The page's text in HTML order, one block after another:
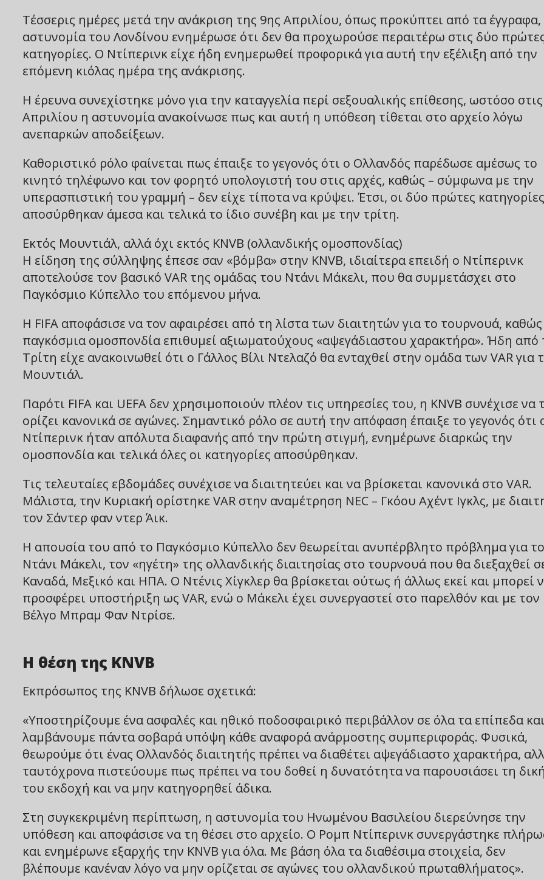
Τέσσερις ημέρες μετά την ανάκριση της 9ης Απριλίου, όπως προκύπτει από τα έγγραφα,
αστυνομία του Λονδίνου ενημέρωσε ότι δεν θα προχωρούσε περαιτέρω στις δύο
κατηγορίες. Ο Ντίπερινκ είχε ήδη ενημερωθεί προφορικά για αυτή την εξέλιξη από την
επόμενη κιόλας ημέρα της ανάκρισης.
Η έρευνα συνεχίστηκε μόνο για την καταγγελία περί σεξουαλικής επίθεσης, ωστόσο
Απριλίου η αστυνομία ανακοίνωσε πως και αυτή η υπόθεση τίθεται στο αρχείο λόγω
ανεπαρκών αποδείξεων.
Καθοριστικό ρόλο φαίνεται πως έπαιξε το γεγονός ότι ο Ολλανδός παρέδωσε αμέσως το
κινητό τηλέφωνο και τον φορητό υπολογιστή του στις αρχές, καθώς – σύμφωνα με την
υπερασπιστική του γραμμή – δεν είχε τίποτα να κρύψει. Έτσι, οι δύο πρώτες κατηγορίες
αποσύρθηκαν άμεσα και τελικά το ίδιο συνέβη και με την τρίτη.
Εκτός Μουντιάλ, αλλά όχι εκτός KNVB (ολλανδικής ομοσπονδίας)
Η είδηση της σύλληψης έπεσε σαν «βόμβα» στην KNVB, ιδιαίτερα επειδή ο Ντίπερινκ
αποτελούσε τον βασικό VAR της ομάδας του Ντάνι Μάκελι, που θα συμμετάσχει στο
Παγκόσμιο Κύπελλο του επόμενου μήνα.
Η FIFA αποφάσισε να τον αφαιρέσει από τη λίστα των διαιτητών για το τουρνουά,
παγκόσμια ομοσπονδία επιθυμεί αξιωματούχους «αψεγάδιαστου χαρακτήρα». Ήδη από
Τρίτη είχε ανακοινωθεί ότι ο Γάλλος Βίλι Ντελαζό θα ενταχθεί στην ομάδα των VAR για
Μουντιάλ.
Παρότι FIFA και UEFA δεν χρησιμοποιούν πλέον τις υπηρεσίες του, η KNVB συνέχισε να
ορίζει κανονικά σε αγώνες. Σημαντικό ρόλο σε αυτή την απόφαση έπαιξε το γεγονός ότι
Ντίπερινκ ήταν απόλυτα διαφανής από την πρώτη στιγμή, ενημέρωνε διαρκώς την
ομοσπονδία και τελικά όλες οι κατηγορίες αποσύρθηκαν.
Τις τελευταίες εβδομάδες συνέχισε να διαιτητεύει και να βρίσκεται κανονικά στο VAR.
Μάλιστα, την Κυριακή ορίστηκε VAR στην αναμέτρηση NEC – Γκόου Αχέντ Ιγκλς, με
τον Σάντερ φαν ντερ Άικ.
Η απουσία του από το Παγκόσμιο Κύπελλο δεν θεωρείται ανυπέρβλητο πρόβλημα για
Ντάνι Μάκελι, τον «ηγέτη» της ολλανδικής διαιτησίας στο τουρνουά που θα διεξαχθεί
Καναδά, Μεξικό και ΗΠΑ. Ο Ντένις Χίγκλερ θα βρίσκεται ούτως ή άλλως εκεί και μπορεί
προσφέρει υποστήριξη ως VAR, ενώ ο Μάκελι έχει συνεργαστεί στο παρελθόν και με τον
Βέλγο Μπραμ Φαν Ντρίσε.
Η θέση της KNVB
Εκπρόσωπος της KNVB δήλωσε σχετικά:
«Υποστηρίζουμε ένα ασφαλές και ηθικό ποδοσφαιρικό περιβάλλον σε όλα τα επίπεδα και
λαμβάνουμε πάντα σοβαρά υπόψη κάθε αναφορά ανάρμοστης συμπεριφοράς. Φυσικά,
θεωρούμε ότι ένας Ολλανδός διαιτητής πρέπει να διαθέτει αψεγάδιαστο χαρακτήρα,
ταυτόχρονα πιστεύουμε πως πρέπει να του δοθεί η δυνατότητα να παρουσιάσει τη δική
του εκδοχή και να μην κατηγορηθεί άδικα.
Στη συγκεκριμένη περίπτωση, η αστυνομία του Ηνωμένου Βασιλείου διερεύνησε την
υπόθεση και αποφάσισε να τη θέσει στο αρχείο. Ο Ρομπ Ντίπερινκ συνεργάστηκε
και ενημέρωνε εξαρχής την KNVB για όλα. Με βάση όλα τα διαθέσιμα στοιχεία, δεν
βλέπουμε κανέναν λόγο να μην ορίζεται σε αγώνες του ολλανδικού πρωταθλήματος».